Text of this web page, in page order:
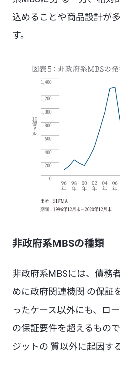
込めることや商品設計が
す。
非政府系MBSの種類
非政府系MBSには、債務
めに政府関連機関 の保証
ったケース以外にも、ロ
の保証要件を超えるもの
ジットの 質以外に起因す